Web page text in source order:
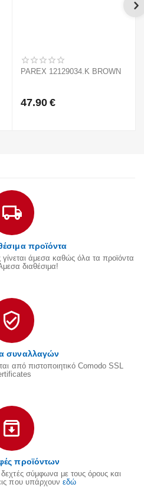
PAREX 12129034.K BROWN
47.90 €
προϊόντα
άμεσα καθώς όλα τα προϊόντα
διαθέσιμα!
συναλλαγών
από πιστοποιητικό Comodo SSL
προϊόντων
δεχτές σύμφωνα με τους όρους και
που υπάρχουν εδώ